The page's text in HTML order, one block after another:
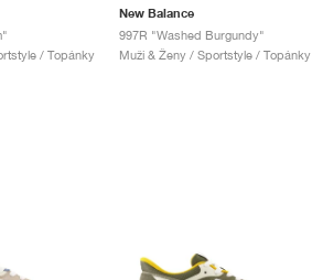
/ Topánky
New Balance
997R "Washed Burgundy"
Muži & Ženy / Sportstyle / Topánky